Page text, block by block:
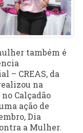
também é
– CREAS, da
na
Calçadão
ação de
Dia
a Mulher.